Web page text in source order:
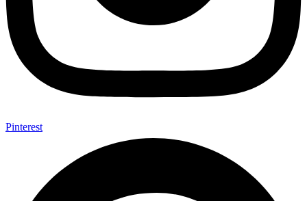
Pinterest